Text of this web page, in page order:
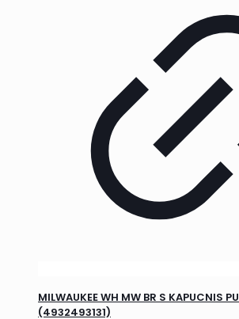
MILWAUKEE WH MW BR S KAPUCNIS
(4932493131)